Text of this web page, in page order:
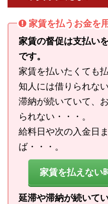
家賃を払うお金を
家賃の督促は支払い
です。
家賃を払いたくても
知人には借りられない
滞納が続いていて、
られない・・・。
給料日や次の入金日
ば・・・。
家賃を払えない
延滞や滞納が続いて